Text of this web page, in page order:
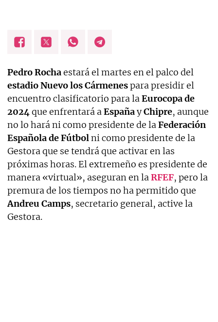
Pedro Rochaestará el martes en el palco del
estadio Nuevo los Cármenespara presidir el
encuentro clasificatorio para laEurocopa de
2024que enfrentará aEspañayChipre, aunque
no lo hará ni como presidente de laFederación
Española de Fútbolni como presidente de la
Gestora que se tendrá que activar en las
próximas horas. El extremeño es presidente de
manera «virtual», aseguran en laRFEF, pero la
premura de los tiempos no ha permitido que
Andreu Camps, secretario general, active la
Gestora.